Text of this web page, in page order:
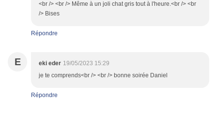
<br /> <br /> Même à un joli chat gris tout à l'heure.<br /> <br
/> Bises
Répondre
E eki eder 19/05/2023 15:29
je te comprends<br /> <br /> bonne soirée Daniel
Répondre